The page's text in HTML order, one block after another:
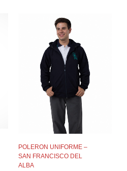
$29500
POLERON UNIFORME –
SAN FRANCISCO DEL
ALBA